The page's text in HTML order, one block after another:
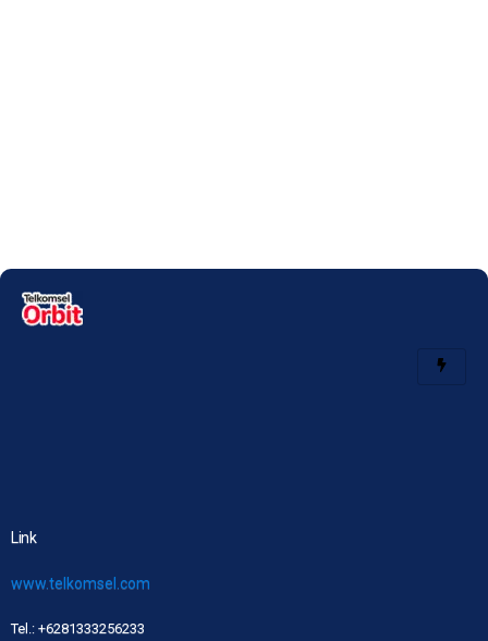
Link
www.telkomsel.com
Tel.: +6281333256233